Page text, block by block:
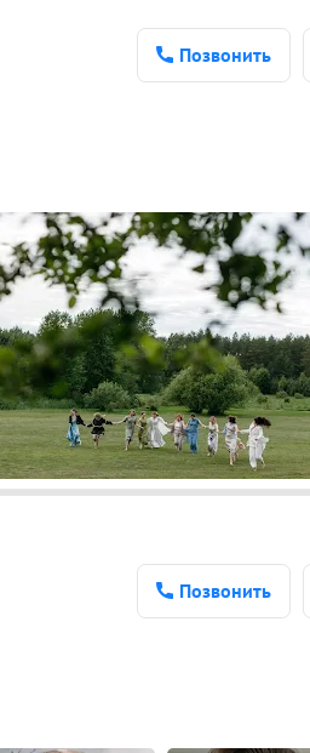
Позвонить
Позвонить